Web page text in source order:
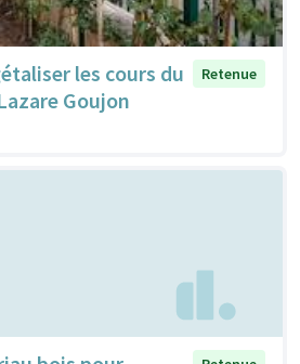
les cours du
Goujon
Retenue